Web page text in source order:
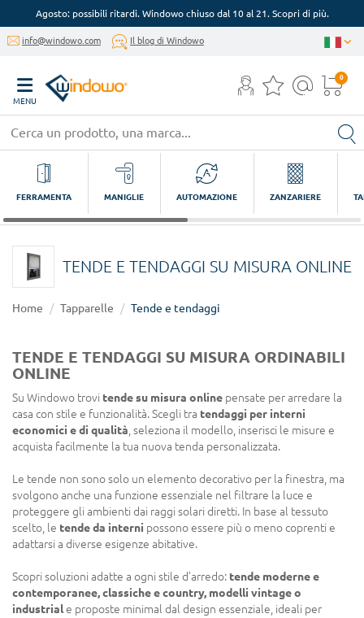
Agosto: possibili ritardi. Windowo chiuso dal 10 al 21. Scopri di più.
info@windowo.com Il blog di Windowo
MENU
0
FERRAMENTA MANIGLIE AUTOMAZIONE ZANZARIERE
TENDE E TENDAGGI SU MISURA ONLINE
Home Tapparelle Tende e tendaggi
TENDE E TENDAGGI SU MISURA ORDINABILI
ONLINE
Su Windowo trovi tende su misura online pensate per arredare la
casa con stile e funzionalità. Scegli tra tendaggi per interni
economici e di qualità , seleziona il modello, inserisci le misure e
acquista facilmente la tua nuova tenda personalizzata.
Le tende non sono solo un elemento decorativo per la finestra, ma
svolgono anche una funzione essenziale nel filtrare la luce e
proteggere gli ambienti dai raggi solari diretti. In base al tessuto
scelto, le tende da interni possono essere più o meno coprenti e
adattarsi a diverse esigenze abitative.
Scopri soluzioni adatte a ogni stile d’arredo: tende moderne e
contemporanee, classiche e country, modelli vintage o
industriale proposte minimal dal design essenziale, ideali per